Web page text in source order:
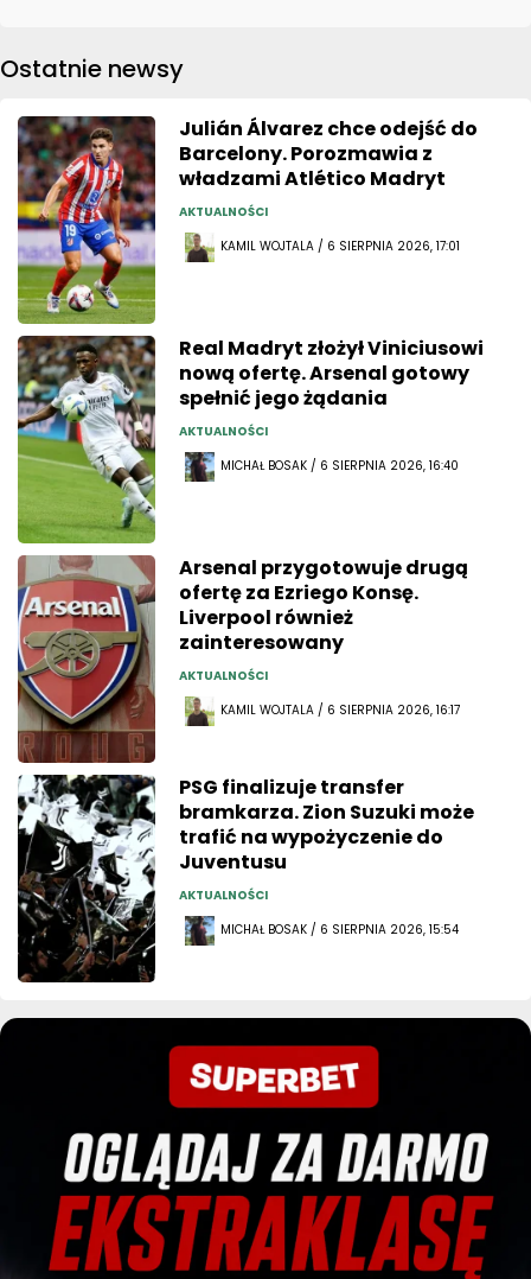
Ostatnie newsy
Julián Álvarez chce odejść do
Barcelony. Porozmawia z
władzami Atlético Madryt
AKTUALNOŚCI
KAMIL WOJTALA / 6 SIERPNIA 2026, 17:01
Real Madryt złożył Viniciusowi
nową ofertę. Arsenal gotowy
spełnić jego żądania
AKTUALNOŚCI
MICHAŁ BOSAK / 6 SIERPNIA 2026, 16:40
Arsenal przygotowuje drugą
ofertę za Ezriego Konsę.
Liverpool również
zainteresowany
AKTUALNOŚCI
KAMIL WOJTALA / 6 SIERPNIA 2026, 16:17
PSG finalizuje transfer
bramkarza. Zion Suzuki może
trafić na wypożyczenie do
Juventusu
AKTUALNOŚCI
MICHAŁ BOSAK / 6 SIERPNIA 2026, 15:54